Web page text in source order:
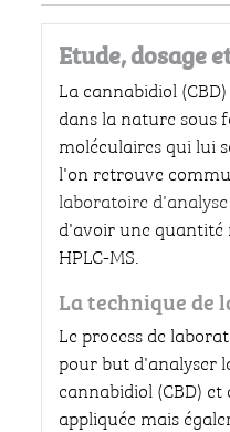
Etude, dosage
La cannabidiol
dans la nature sous
moléculaires qui lui
l'on retrouve
laboratoire
d'avoir une quantité
HPLC-MS.
La technique de
Le process de
pour but d'analyser
cannabidiol (CBD)
appliquée mais